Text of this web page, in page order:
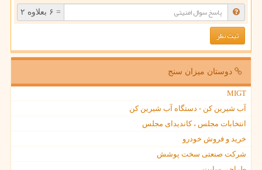
= ۶ بعلاوه ۲
دوستان میزان سنج
MIGT
آب شیرین کن - دستگاه آب شیرین کن
انتخابات مجلس ، کاندیدای مجلس
خرید و فروش خودرو
شرکت صنعتی سخت پوشش